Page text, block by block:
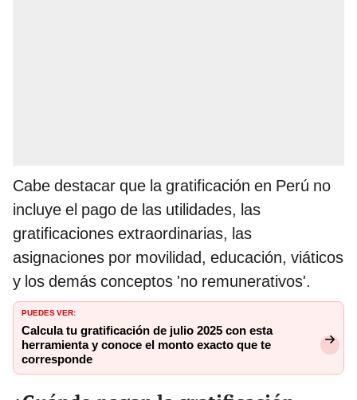
Cabe destacar que la gratificación en Perú no
incluye el pago de las utilidades, las
gratificaciones extraordinarias, las
asignaciones por movilidad, educación, viáticos
y los demás conceptos 'no remunerativos'.
PUEDES VER:
Calcula tu gratificación de julio 2025 con esta
herramienta y conoce el monto exacto que te
corresponde